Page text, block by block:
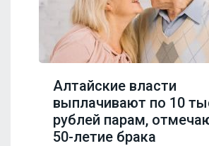
Алтайские власти
выплачивают по 10
рублей парам,
50-летие брака